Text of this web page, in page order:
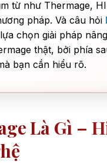
từ như Thermage,
pháp. Và câu hỏi
chọn giải pháp
thật, bởi phía
bạn cần hiểu rõ.
Là Gì –